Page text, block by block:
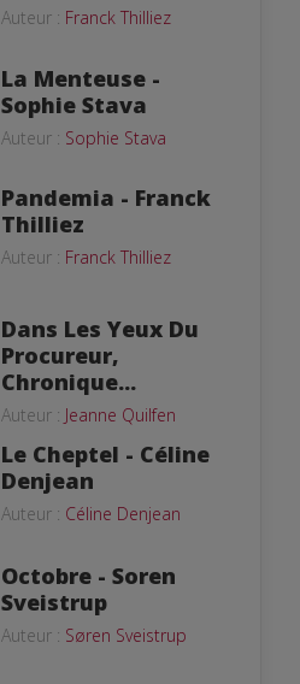
Auteur : Franck Thilliez
La Menteuse -
Sophie Stava
Auteur : Sophie Stava
Pandemia - Franck
Thilliez
Auteur : Franck Thilliez
Dans Les Yeux Du
Procureur,
Chronique...
Auteur : Jeanne Quilfen
Le Cheptel - Céline
Denjean
Auteur : Céline Denjean
Octobre - Soren
Sveistrup
Auteur : Søren Sveistrup